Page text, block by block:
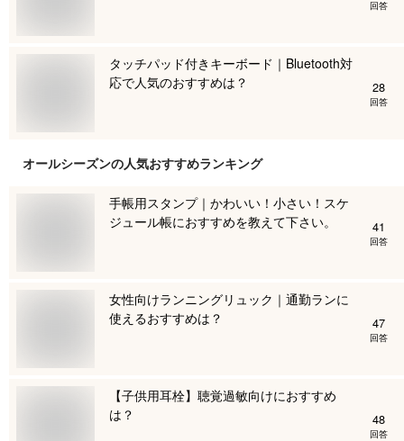
回答
タッチパッド付きキーボード｜Bluetooth対
応で人気のおすすめは？
28
回答
オールシーズンの人気おすすめランキング
手帳用スタンプ｜かわいい！小さい！スケ
ジュール帳におすすめを教えて下さい。
41
回答
女性向けランニングリュック｜通勤ランに
使えるおすすめは？
47
回答
【子供用耳栓】聴覚過敏向けにおすすめ
は？
48
回答